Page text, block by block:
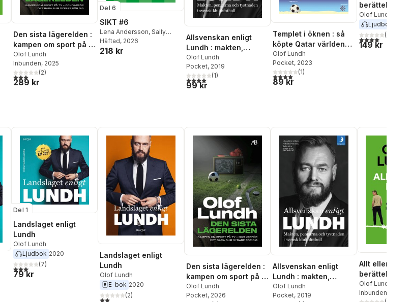
Den sista lägerelden :
kampen om sport på tv
- och varför det bara
blir dyrare för dig
Olof Lundh
Inbunden, 2025
3,0utav 5 stjärnor. Totalt antal röster:
(2)
289 kr
Del 6
SIKT #6
Lena Andersson, Sally
Rooney ,Olof Lundh
Kuper,Saga Cavallin
Häftad, 2026
218 kr
Allsvenskan enligt
Lundh : makten,
pengarna och
tystnaden i svensk
klubbfotboll
Olof Lundh
Pocket, 2019
4,0utav 5 stjärnor. Totalt antal röster:
(1)
99 kr
Templet i öknen : så
köpte Qatar världens
största sport
Olof Lundh
Pocket, 2023
4,0utav 5 stjärnor. Totalt antal röster:
(1)
89 kr
berättelsen
revolutionen
på att knäcka
fotboll
Olof Lundh
Ljudbok
4,0utav 5(
149 kr
Del 1
Landslaget enligt
Lundh
Olof Lundh
Ljudbok 2020
3,1utav 5 stjärnor. Totalt antal röster:
(7)
79 kr
Landslaget enligt
Lundh
Olof Lundh
E-bok 2020
2,0utav 5 stjärnor. Totalt antal röster:
(2)
Den sista lägerelden :
kampen om sport på tv
- och varför det bara
blir dyrare för dig
Olof Lundh
Pocket, 2026
Allsvenskan enligt
Lundh : makten,
pengarna och
tystnaden i svensk
Olof Lundh
Pocket, 2019
Allt eller inget
berättelsen
revolutionen
på att knäcka
Olof Lundh
Inbunden